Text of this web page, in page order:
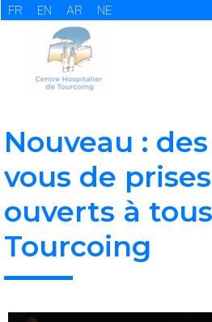
FR EN AR NE
Nouveau : des rendez-
vous de
ouverts à
Tourcoing